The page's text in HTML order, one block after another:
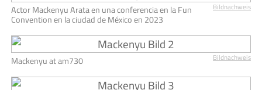
Bildnachweis
Actor Mackenyu Arata en una conferencia en la Fun
Convention en la ciudad de México en 2023
Bildnachweis
Mackenyu at am730